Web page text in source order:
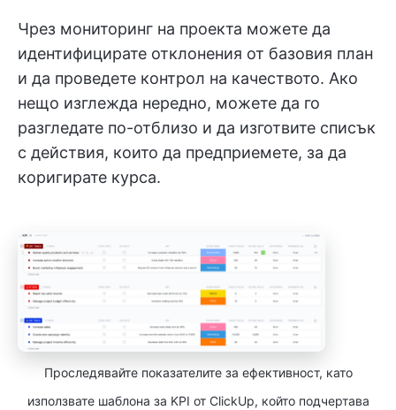
Чрез мониторинг на проекта можете да
идентифицирате отклонения от базовия план
и да проведете контрол на качеството. Ако
нещо изглежда нередно, можете да го
разгледате по-отблизо и да изготвите списък
с действия, които да предприемете, за да
коригирате курса.
Проследявайте показателите за ефективност, като
използвате шаблона за KPI от ClickUp, който подчертава